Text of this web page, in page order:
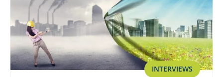
INTERVIEWS